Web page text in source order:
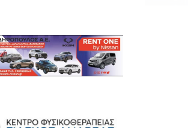
Κόσμος
Τοπικά